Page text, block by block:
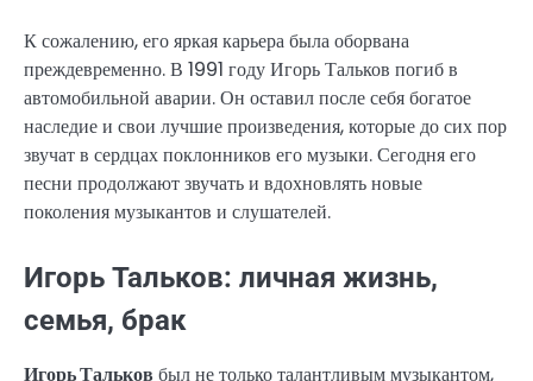
К сожалению, его яркая карьера была оборвана
преждевременно. В 1991 году Игорь Тальков погиб в
автомобильной аварии. Он оставил после себя богатое
наследие и свои лучшие произведения, которые до сих пор
звучат в сердцах поклонников его музыки. Сегодня его
песни продолжают звучать и вдохновлять новые
поколения музыкантов и слушателей.
Игорь Тальков: личная жизнь,
семья, брак
Игорь Тальков был не только талантливым музыкантом,